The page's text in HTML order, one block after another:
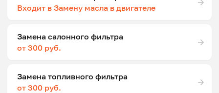
Входит в Замену масла в двигателе
Замена салонного фильтра
от 300 руб.
Замена топливного фильтра
от 300 руб.